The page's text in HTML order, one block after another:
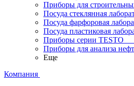
Приборы для
Посуда стеклянная
Посуда фарфоровая
Посуда пластиковая
Приборы серии TESTO
Приборы для анализа
Еще
Компания